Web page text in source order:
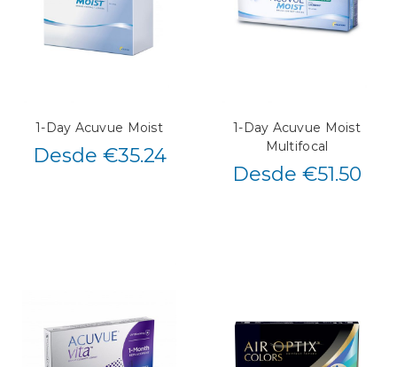
1-Day Acuvue Moist
Desde €35.24
1-Day Acuvue Moist
Multifocal
Desde €51.50